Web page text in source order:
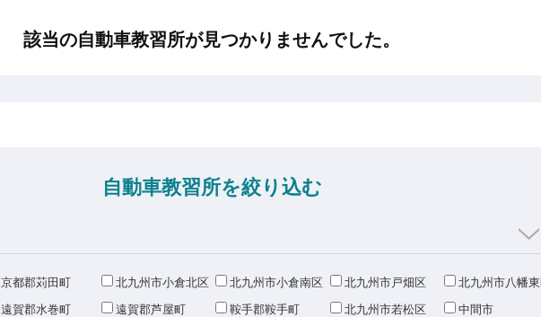
該当の自動車教習所が見つかりませんでした。
自動車教習所を絞り込む
京都郡苅田町 北九州市小倉北区 北九州市小倉南区 北九州市戸畑区
北九州市八幡
遠賀郡水巻町 遠賀郡芦屋町 鞍手郡鞍手町 北九州市若松区
中間市